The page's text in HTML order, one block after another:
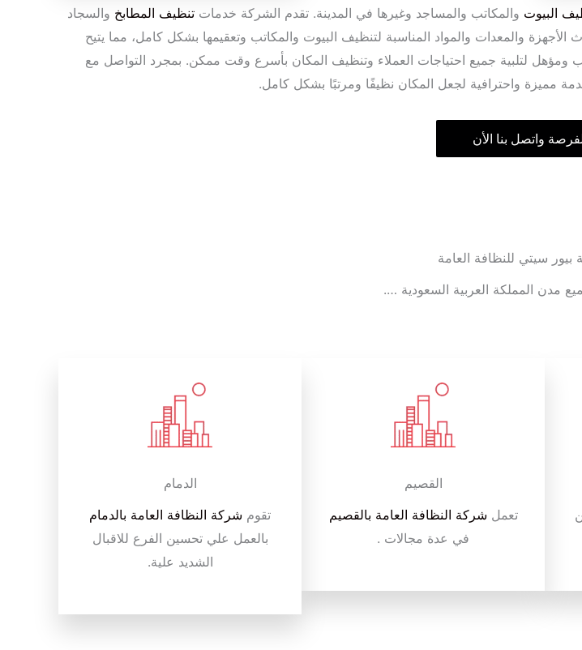
البيوت والمكاتب والمساجد وغيرها في المدينة. تقدم الشركة خدماتتنظيف المطابخ والسجاد
والمعدات والمواد المناسبة لتنظيف البيوت والمكاتب وتعقيمها بشكل كامل، مما يتيح
لتلبية جميع احتياجات العملاء وتنظيف المكان بأسرع وقت ممكن. بمجرد التواصل مع
مميزة واحترافية لجعل المكان نظيفًا ومرتبًا بشكل كامل.
واتصل بنا الأن
سيتي للنظافة العامة
مدن المملكة العربية السعودية ….
القصيم
تعمل شركة النظافة العامة بالقصيم
في عدة مجالات .
الدمام
تقوم شركة النظافة العامة بالدمام
بالعمل علي تحسين الفرع للاقبال
الشديد علية.